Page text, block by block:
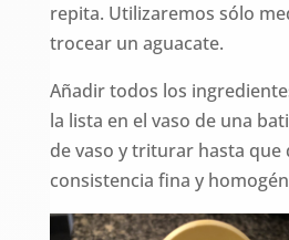
repita. Utilizaremos sólo
trocear un aguacate.
Añadir todos los
la lista en el vaso de una
de vaso y triturar hasta que
consistencia fina y